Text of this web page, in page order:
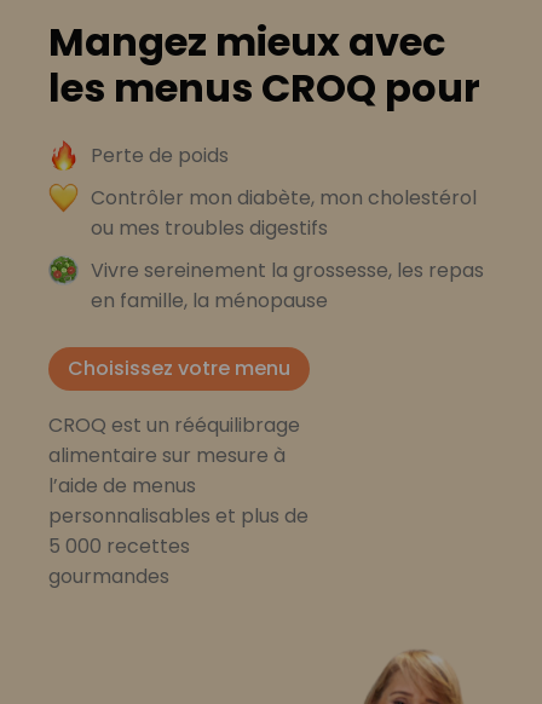
Mangez mieux avec
les menus CROQ pour
Perte de poids
Contrôler mon diabète, mon cholestérol
ou mes troubles digestifs
Vivre sereinement la grossesse, les repas
en famille, la ménopause
Choisissez votre menu
CROQ est un rééquilibrage
alimentaire sur mesure à
l’aide de menus
personnalisables et plus de
5 000 recettes
gourmandes